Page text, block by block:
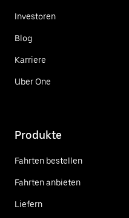
Investoren
Blog
Karriere
Uber One
Produkte
Fahrten bestellen
Fahrten anbieten
Liefern